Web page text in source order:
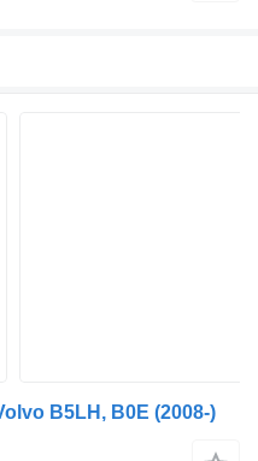
B5LH, B0E (2008-)